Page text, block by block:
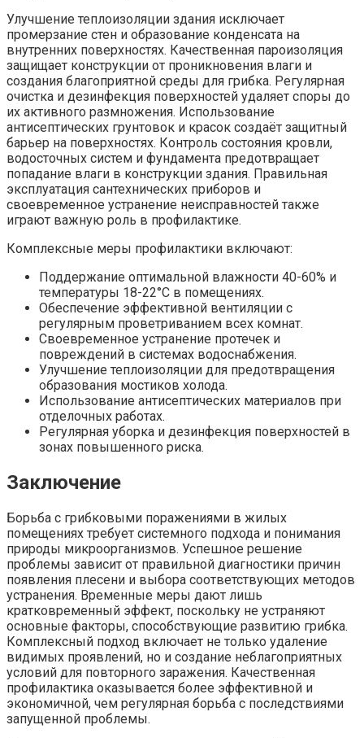
Улучшение теплоизоляции здания исключает
промерзание стен и образование конденсата на
внутренних поверхностях. Качественная пароизоляция
защищает конструкции от проникновения влаги и
создания благоприятной среды для грибка. Регулярная
очистка и дезинфекция поверхностей удаляет споры до
их активного размножения. Использование
антисептических грунтовок и красок создаёт защитный
барьер на поверхностях. Контроль состояния кровли,
водосточных систем и фундамента предотвращает
попадание влаги в конструкции здания. Правильная
эксплуатация сантехнических приборов и
своевременное устранение неисправностей также
играют важную роль в профилактике.
Комплексные меры профилактики включают:
Поддержание оптимальной влажности 40-60% и
температуры 18-22°C в помещениях.
Обеспечение эффективной вентиляции с
регулярным проветриванием всех комнат.
Своевременное устранение протечек и
повреждений в системах водоснабжения.
Улучшение теплоизоляции для предотвращения
образования мостиков холода.
Использование антисептических материалов при
отделочных работах.
Регулярная уборка и дезинфекция поверхностей в
зонах повышенного риска.
Заключение
Борьба с грибковыми поражениями в жилых
помещениях требует системного подхода и понимания
природы микроорганизмов. Успешное решение
проблемы зависит от правильной диагностики причин
появления плесени и выбора соответствующих методов
устранения. Временные меры дают лишь
кратковременный эффект, поскольку не устраняют
основные факторы, способствующие развитию грибка.
Комплексный подход включает не только удаление
видимых проявлений, но и создание неблагоприятных
условий для повторного заражения. Качественная
профилактика оказывается более эффективной и
экономичной, чем регулярная борьба с последствиями
запущенной проблемы.